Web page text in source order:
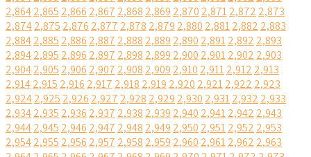
2,8642,865 2,866 2,867 2,868 2,869 2,870 2,8712,872 2,873
2,8742,875 2,876 2,877 2,878 2,879 2,880 2,8812,882 2,883
2,8842,885 2,886 2,887 2,888 2,889 2,890 2,8912,892 2,893
2,8942,895 2,896 2,897 2,898 2,899 2,900 2,9012,902 2,903
2,9042,905 2,906 2,907 2,908 2,909 2,910 2,9112,912 2,913
2,9142,915 2,916 2,917 2,918 2,919 2,920 2,9212,922 2,923
2,9242,925 2,926 2,927 2,928 2,929 2,930 2,9312,932 2,933
2,9342,935 2,936 2,937 2,938 2,939 2,940 2,9412,942 2,943
2,9442,945 2,946 2,947 2,948 2,949 2,950 2,9512,952 2,953
2,9542,955 2,956 2,957 2,958 2,959 2,960 2,9612,962 2,963